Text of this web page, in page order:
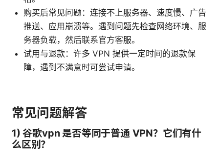
购买后常见问题：连接不上服务器、速度慢、广告
推送、应用崩溃等。遇到问题先检查网络环境、服
务器负载，然后联系官方客服。
试用与退款：许多 VPN 提供一定时间的退款保
障，遇到不满意时可尝试申请。
常见问题解答
1) 谷歌vpn 是否等同于普通 VPN？它们有什
么区别？